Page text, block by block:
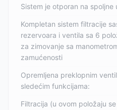
Sistem je otporan na spoljne
Kompletan sistem filtracije
rezervoara i ventila sa 6
za zimovanje sa
zamućenosti
Opremljena preklopnim
sledećim funkcijama:
Filtracija (u ovom položaju